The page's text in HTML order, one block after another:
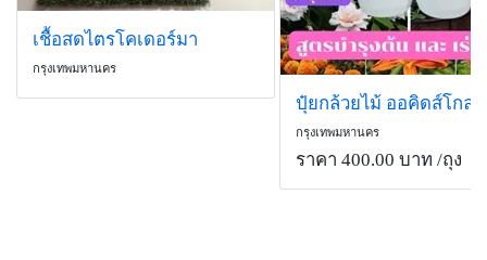
เชื้อสดไตรโคเดอร์มา
กรุงเทพมหานคร
ปุ๋ยกล้วยไม้ ออคิดส์โกลด์
กรุงเทพมหานคร
ราคา 400.00 บาท /ถุง